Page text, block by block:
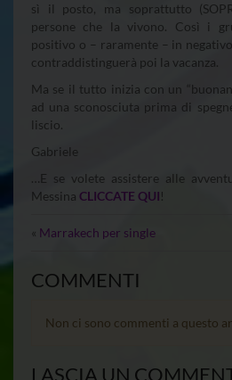
sì il posto, ma soprattutto
persone che la vivono. Così i
positivo o – raramente – in
contraddistinguerà poi la vacanza.
Ma se il tutto inizia con un
ad una sconosciuta prima di
liscio.
Gabriele
…E se volete assistere alle
Messina CLICCATE QUI!
« Marrakech per single
COMMENTI
Non ci sono commenti a questo
LASCIA UN